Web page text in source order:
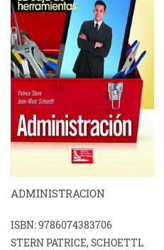
ADMINISTRACION
ISBN: 9786074383706
STERN PATRICE, SCHOETTL